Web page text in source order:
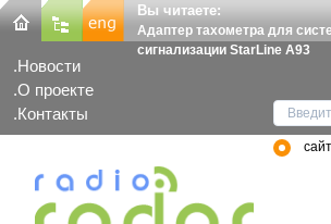
Вы читаете:
Адаптер тахометра для
сигнализации StarLine A93
Новости
О проекте
Контакты
сайт